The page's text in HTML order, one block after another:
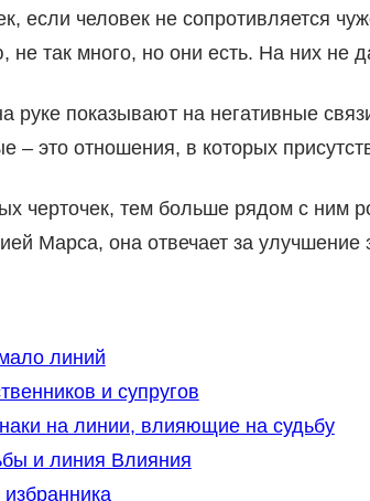
если человек не сопротивляется
не так много, но они есть. На них не
руке показывают на негативные
– это отношения, в которых
черточек, тем больше рядом с ним
Марса, она отвечает за улучшение
линий
и супругов
на линии, влияющие на судьбу
и линия Влияния